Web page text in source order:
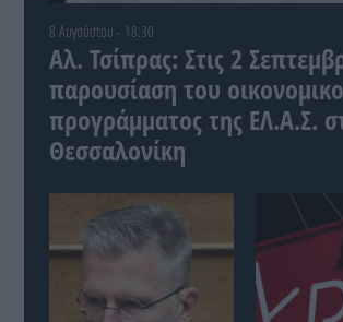
8 Αυγούστου - 18:30
Αλ. Τσίπρας: Στις 2
παρουσίαση του
προγράμματος της ΕΛ.Α.Σ.
Θεσσαλονίκη